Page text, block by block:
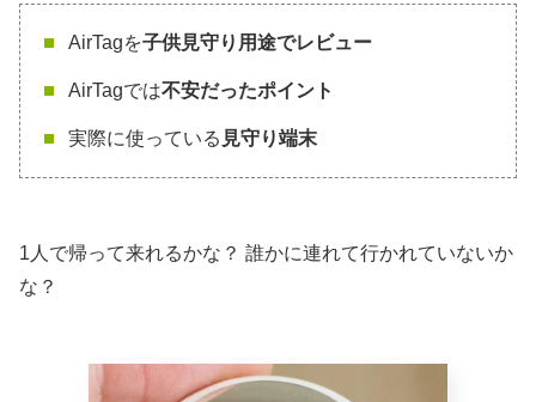
AirTagを子供見守り用途でレビュー
AirTagでは不安だったポイント
実際に使っている 見守り端末
1人で帰って来れるかな？ 誰かに連れて行かれていないか
な？